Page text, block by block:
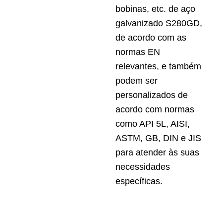
bobinas, etc. de aço
galvanizado S280GD,
de acordo com as
normas EN
relevantes, e também
podem ser
personalizados de
acordo com normas
como API 5L, AISI,
ASTM, GB, DIN e JIS
para atender às suas
necessidades
específicas.